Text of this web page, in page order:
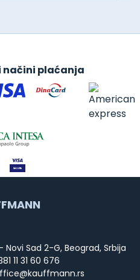
načini plaćanja
Sad 2-G, Beograd, Srbija
11 31 60 676